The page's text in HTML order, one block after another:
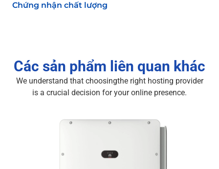
Chứng nhận chất lượng
Các sản phẩm liên quan khác
We understand that choosingthe right hosting provider
is a crucial decision for your online presence.